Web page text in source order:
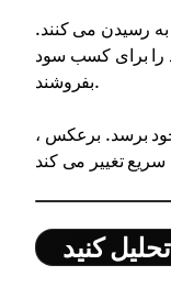
رسیدن می کنند.
را برای کسب سود
بفروشند.
برسد. برعکس ،
کنید